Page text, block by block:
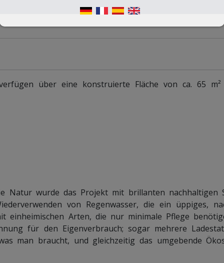
über eine konstruierte Fläche von ca. 65 m²
Natur wurde das Projekt mit brillanten nachhaltigen
von Regenwasser, die ein üppiges,
einheimischen Arten, die nur minimale Pflege
für den Eigenverbrauch; sogar mehrere
man braucht, und gleichzeitig das umgebende